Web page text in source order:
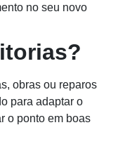
no seu novo
obras ou reparos
para adaptar o
o ponto em boas